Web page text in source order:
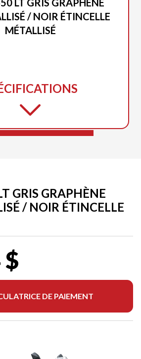
/ NOIR ÉTINCELLE
MÉTALLISÉ
GRIS GRAPHÈNE
/ NOIR ÉTINCELLE
$
DE PAIEMENT